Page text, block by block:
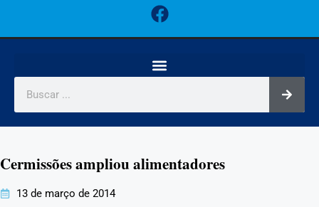
Cermissões ampliou alimentadores
13 de março de 2014